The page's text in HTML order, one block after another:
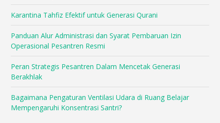
Karantina Tahfiz Efektif untuk Generasi Qurani
Panduan Alur Administrasi dan Syarat Pembaruan Izin
Operasional Pesantren Resmi
Peran Strategis Pesantren Dalam Mencetak Generasi
Berakhlak
Bagaimana Pengaturan Ventilasi Udara di Ruang Belajar
Mempengaruhi Konsentrasi Santri?